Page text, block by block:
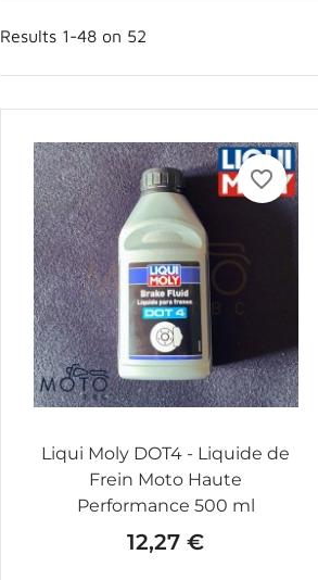
Results 1-48 on 52
favorite_border
Liqui Moly DOT4 - Liquide de
Frein Moto Haute
Performance 500 ml
Prix
12,27 €